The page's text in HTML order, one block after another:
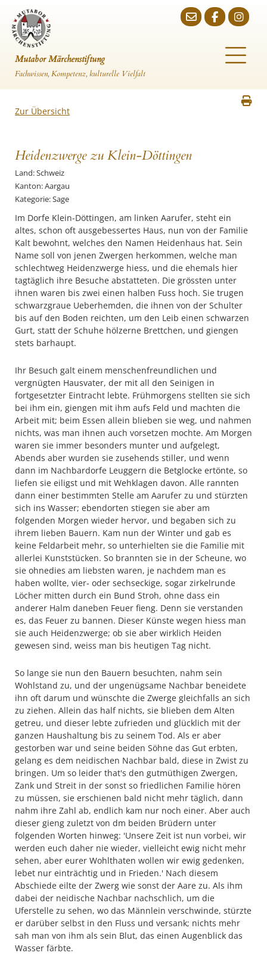
Mutabor Märchenstiftung
Fachwissen, Kompetenz, kulturelle Vielfalt
Zur Übersicht
Heidenzwerge zu Klein-Döttingen
Land: Schweiz
Kanton: Aargau
Kategorie: Sage
Im Dorfe Klein-Döttingen, am linken Aarufer, steht ein
altes, schon oft ausgebessertes Haus, nun von der Familie
Kalt bewohnt, welches den Namen Heidenhaus hat. Sein
Name soll von jenen Zwergen herkommen, welche man
schlechtweg Heidenzwerge hiess, und die ehemals hier
tagtäglich ihre Besuche abstatteten. Die grössten unter
ihnen waren bis zwei einen halben Fuss hoch. Sie trugen
schwarzgraue Ueberhemden, die ihnen von der Schulter
bis auf den Boden reichten, um den Leib einen schwarzen
Gurt, statt der Schuhe hölzerne Brettchen, und giengen
stets barhaupt.
Ihr Besuch galt einem menschenfreundlichen und
vergnügten Hausvater, der mit all den Seinigen in
fortgesetzter Eintracht lebte. Frühmorgens stellten sie sich
bei ihm ein, giengen mit ihm aufs Feld und machten die
Arbeit mit; beim Essen allein blieben sie weg, und nahmen
nichts, was man ihnen auch vorsetzen mochte. Am Morgen
waren sie immer besonders munter und aufgelegt,
Abends aber wurden sie zusehends stiller, und wenn
dann im Nachbardorfe Leuggern die Betglocke ertönte, so
liefen sie eiligst und mit Wehklagen davon. Alle rannten
dann einer bestimmten Stelle am Aarufer zu und stürzten
sich ins Wasser; ebendorten stiegen sie aber am
folgenden Morgen wieder hervor, und begaben sich zu
ihrem lieben Bauern. Kam nun der Winter und gab es
keine Feldarbeit mehr, so unterhielten sie die Familie mit
allerlei Kunststücken. So brannten sie in der Scheune, wo
sie ohnedies am liebsten waren, je nachdem man es
haben wollte, vier- oder sechseckige, sogar zirkelrunde
Löcher mitten durch ein Bund Stroh, ohne dass ein
anderer Halm daneben Feuer fieng. Denn sie verstanden
es, das Feuer zu bannen. Dieser Künste wegen hiess man
sie auch Heidenzwerge; ob sie aber wirklich Heiden
gewesen sind, weiss man bis heutigen Tag nicht.
So lange sie nun den Bauern besuchten, nahm sein
Wohlstand zu, und der ungenügsame Nachbar beneidete
ihn oft darum und wünschte die Zwerge gleichfalls an sich
zu ziehen. Allein das half nichts, sie blieben dem Alten
getreu, und dieser lebte zufrieden und glücklich mit der
ganzen Haushaltung bis zu seinem Tod. Als er aber
gestorben war und seine beiden Söhne das Gut erbten,
gelang es dem neidischen Nachbar bald, diese in Zwist zu
bringen. Um so leider that's den gutmüthigen Zwergen,
Zank und Streit in der sonst so friedlichen Familie hören
zu müssen, sie erschienen bald nicht mehr täglich, dann
nahm ihre Zahl ab, endlich kam nur noch einer. Aber auch
dieser gieng zuletzt von dm beiden Brüdern unter
folgenden Worten hinweg: 'Unsere Zeit ist nun vorbei, wir
werden euch daher nie wieder, vielleicht ewig nicht mehr
sehen, aber eurer Wohlthaten wollen wir ewig gedenken,
lebet nur einträchtig und in Frieden.' Nach diesem
Abschiede eilte der Zwerg wie sonst der Aare zu. Als ihm
dabei der neidische Nachbar nachschlich, um die
Uferstelle zu sehen, wo das Männlein verschwinde, stürzte
er darüber selbst in den Fluss und versank; nichts mehr
sah man von ihm als sein Blut, das einen Augenblick das
Wasser färbte.